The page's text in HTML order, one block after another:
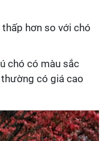
hơn so với chó
chó có màu sắc
có giá cao